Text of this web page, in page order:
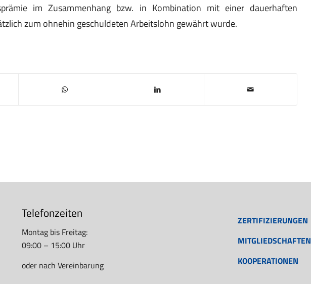
im Zusammenhang bzw. in Kombination mit einer dauerhaften
zum ohnehin geschuldeten Arbeitslohn gewährt wurde.
Telefonzeiten
Montag bis Freitag:
09:00 – 15:00 Uhr
oder nach Vereinbarung
ZERTIFIZIERUNGEN
MITGLIEDSCHAFTEN
KOOPERATIONEN